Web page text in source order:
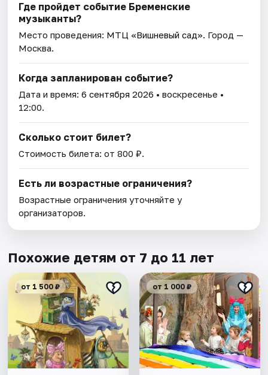
Где пройдет событие Бременские
музыканты?
Место проведения: МТЦ «Вишневый сад». Город —
Москва.
Когда запланирован событие?
Дата и время:6 сентября 2026 • воскресенье •
12:00.
Сколько стоит билет?
Стоимость билета: от 800 ₽.
Есть ли возрастные ограничения?
Возрастные ограничения уточняйте у
организаторов.
Похожие детям от 7 до 11 лет
от 1 500 ₽ от 1 000 ₽